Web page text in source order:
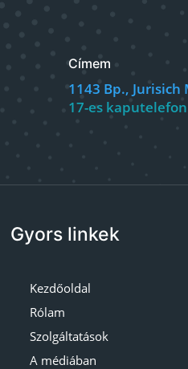
Címem
1143 Bp., Jurisich
17-es kaputelefon
Gyors linkek
Kezdőoldal
Rólam
Szolgáltatások
A médiában